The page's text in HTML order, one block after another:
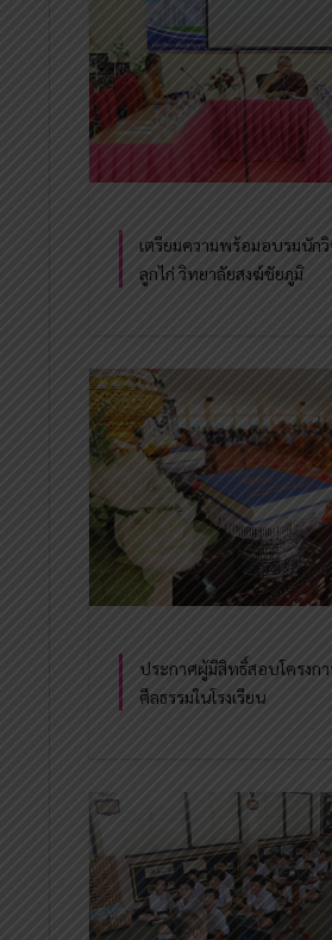
เตรียมความพร้อมอบรมนัก
ลูกไก่ วิทยาลัยสงฆ์ชัยภูมิ
ประกาศผู้มีสิทธิ์สอบโครงก
ศีลธรรมในโรงเรียน